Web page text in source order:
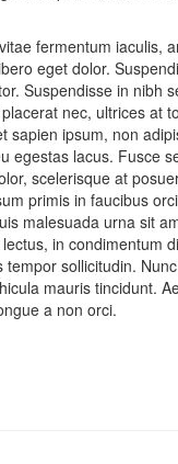
fermentum iaculis,
eget dolor.
Suspendisse in nibh
nec, ultrices at
sapien ipsum, non
egestas lacus. Fusce
scelerisque at
primis in faucibus
malesuada urna sit
in condimentum
sollicitudin.
mauris tincidunt.
a non orci.